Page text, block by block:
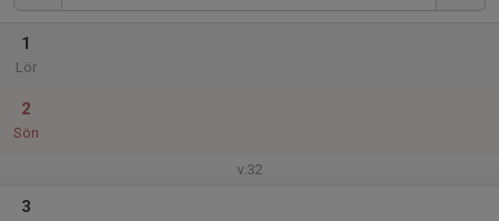
1
Lör
2
Sön
v.32
3